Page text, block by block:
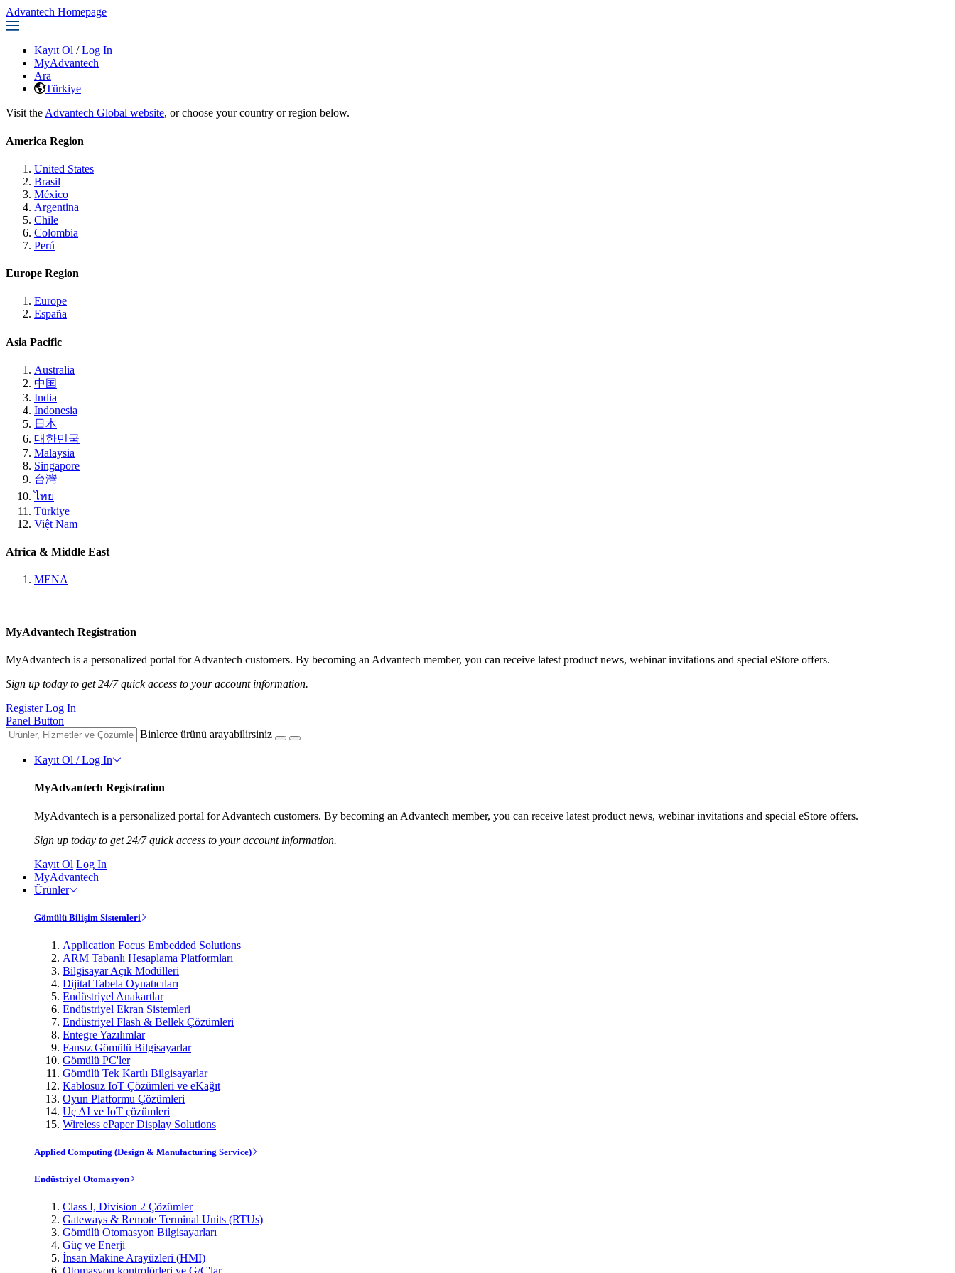
Advantech Homepage
Kayıt Ol / Log In
MyAdvantech
Ara
Türkiye
Visit the Advantech Global website, or choose your country or region below.
America Region
United States
Brasil
México
Argentina
Chile
Colombia
Perú
Europe Region
Europe
España
Asia Pacific
Australia
中国
India
Indonesia
日本
대한민국
Malaysia
Singapore
台灣
ไทย
Türkiye
Việt Nam
Africa & Middle East
MENA
MyAdvantech Registration
MyAdvantech is a personalized portal for Advantech customers. By becoming an Advantech member, you can receive latest product news, webinar invitations and special eStore offers.
Sign up today to get 24/7 quick access to your account information.
Register Log In
Panel Button
Binlerce ürünü arayabilirsiniz
Kayıt Ol / Log In
MyAdvantech Registration
MyAdvantech is a personalized portal for Advantech customers. By becoming an Advantech member, you can receive latest product news, webinar invitations and special eStore offers.
Sign up today to get 24/7 quick access to your account information.
Kayıt Ol Log In
MyAdvantech
Ürünler
Gömülü Bilişim Sistemleri
Application Focus Embedded Solutions
ARM Tabanlı Hesaplama Platformları
Bilgisayar Açık Modülleri
Dijital Tabela Oynatıcıları
Endüstriyel Anakartlar
Endüstriyel Ekran Sistemleri
Endüstriyel Flash & Bellek Çözümleri
Entegre Yazılımlar
Fansız Gömülü Bilgisayarlar
Gömülü PC'ler
Gömülü Tek Kartlı Bilgisayarlar
Kablosuz IoT Çözümleri ve eKağıt
Oyun Platformu Çözümleri
Uç AI ve IoT çözümleri
Wireless ePaper Display Solutions
Applied Computing (Design & Manufacturing Service)
Endüstriyel Otomasyon
Class I, Division 2 Çözümler
Gateways & Remote Terminal Units (RTUs)
Gömülü Otomasyon Bilgisayarları
Güç ve Enerji
İnsan Makine Arayüzleri (HMI)